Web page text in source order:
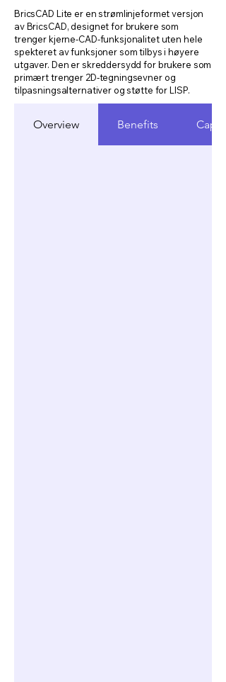
BricsCAD Lite er en strømlinjeformet versjon
av BricsCAD, designet for brukere som
trenger kjerne-CAD-funksjonalitet uten hele
spekteret av funksjoner som tilbys i høyere
utgaver. Den er skreddersydd for brukere som
primært trenger 2D-tegningsevner og
tilpasningsalternativer og støtte for LISP.
Overview Benefits